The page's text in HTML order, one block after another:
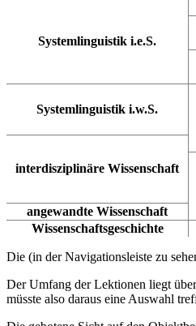
Systemlinguistik i.e.S.
Systemlinguistik i.w.S.
interdisziplinäre Wissenschaft
angewandte Wissenschaft
Wissenschaftsgeschichte
Die (in der Navigationsleiste zu
Der Umfang der Lektionen liegt
müsste also daraus eine Auswahl